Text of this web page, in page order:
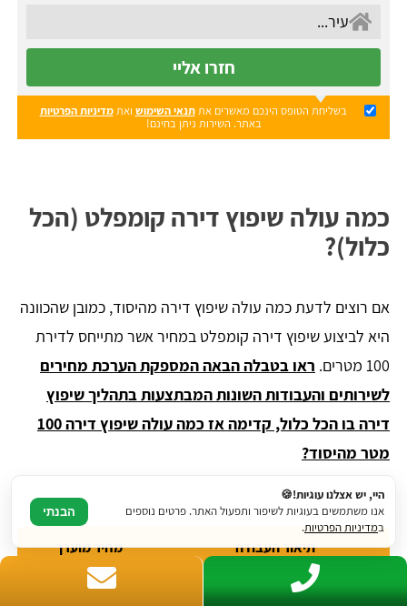
חזרו אליי
בשליחת הטופס הינכם מאשרים אתתנאי השימוש ואתמדיניות הפרטיות
באתר. השירות ניתן בחינם!
כמה עולה שיפוץ דירה קומפלט (הכל
כלול)?
אם רוצים לדעת כמה עולה שיפוץ דירה מהיסוד, כמובן שהכוונה
היא לביצוע שיפוץ דירה קומפלט במחיר אשר מתייחס לדירת
100 מטרים.
ראו בטבלה הבאה המספקת הערכת מחירים
לשירותים והעבודות השונות המבתצעות בתהליך שיפוץ
דירה בו הכל כלול, קדימה אז כמה עולה שיפוץ דירה 100
מטר מהיסוד?
תיאור העבודה מחיר מוערך
שבירה ובניית קירות 35,000 ש"ח
היי, יש אצלנו עוגיות!🍪
אנו משתמשים בעוגיות לשיפור ותפעול האתר. פרטים נוספים
במדיניות הפרטיות.
הבנתי